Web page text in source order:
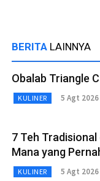
BERITA LAINNYA
Obalab Triangle
KULINER 5 Agt 2026
7 Teh
Mana yang
KULINER 5 Agt 2026